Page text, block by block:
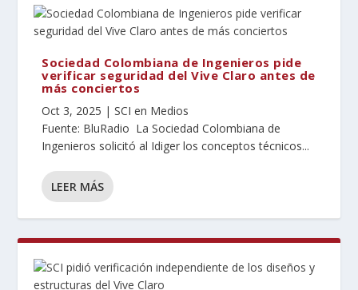
Sociedad Colombiana de Ingenieros pide
verificar seguridad del Vive Claro antes de
más conciertos
Oct 3, 2025 |SCI en Medios
Fuente: BluRadio La Sociedad Colombiana de
Ingenieros solicitó al Idiger los conceptos técnicos...
LEER MÁS